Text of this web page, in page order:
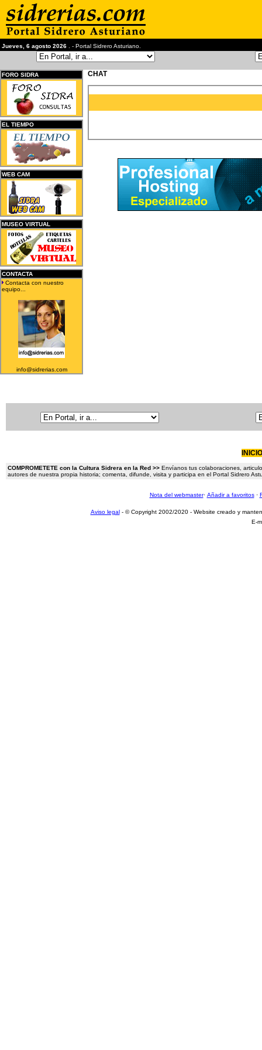
Jueves, 6 agosto 2026 . - Portal Sidrero Asturiano.
FORO SIDRA
EL TIEMPO
WEB CAM
MUSEO VIRTUAL
CONTACTA
Contacta con nuestro
equipo...
info@sidrerias.com
CHAT
INICIO
COMPROMETETE con la Cultura Sidrera en la Red >> Envíanos tus colaboraciones,
autores de nuestra propia historia; comenta, difunde, visita y participa en el Portal Sidrero
Nota del webmaster· Añadir a favoritos·
Aviso legal- © Copyright 2002/2020 - Website creado y
E-